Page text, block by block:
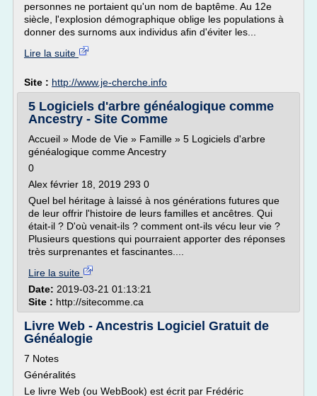
personnes ne portaient qu'un nom de baptême. Au 12e
siècle, l'explosion démographique oblige les populations à
donner des surnoms aux individus afin d'éviter les...
Lire la suite
Site : http://www.je-cherche.info
5 Logiciels d'arbre généalogique comme
Ancestry - Site Comme
Accueil » Mode de Vie » Famille » 5 Logiciels d'arbre
généalogique comme Ancestry
0
Alex février 18, 2019 293 0
Quel bel héritage à laissé à nos générations futures que
de leur offrir l'histoire de leurs familles et ancêtres. Qui
était-il ? D'où venait-ils ? comment ont-ils vécu leur vie ?
Plusieurs questions qui pourraient apporter des réponses
très surprenantes et fascinantes....
Lire la suite
Date: 2019-03-21 01:13:21
Site : http://sitecomme.ca
Livre Web - Ancestris Logiciel Gratuit de
Généalogie
7 Notes
Généralités
Le livre Web (ou WebBook) est écrit par Frédéric